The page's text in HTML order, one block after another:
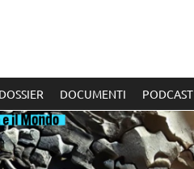
DOSSIER DOCUMENTI PODCAST